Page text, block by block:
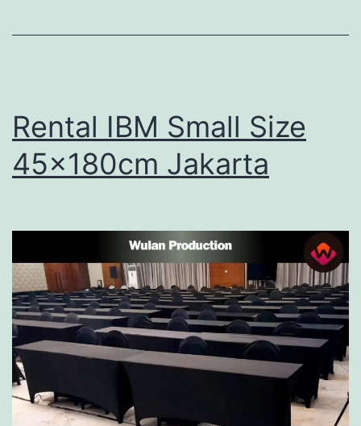
Rental IBM Small Size
45x180cm Jakarta